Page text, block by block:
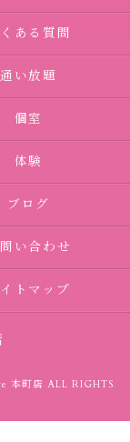
ある質問
通い放題
個室
体験
ブログ
い合わせ
トマップ
本町店 ALL RIGHTS